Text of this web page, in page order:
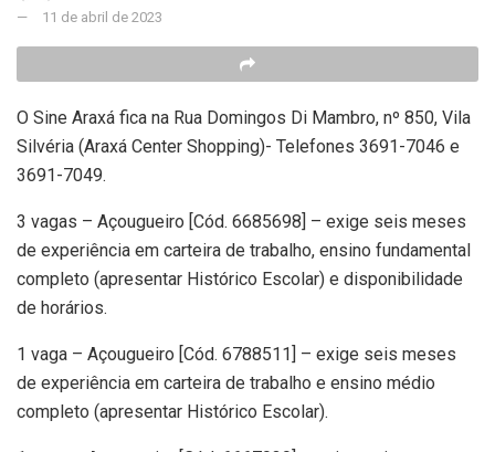
11 de abril de 2023
O Sine Araxá fica na Rua Domingos Di Mambro, nº 850, Vila
Silvéria (Araxá Center Shopping)- Telefones 3691-7046 e
3691-7049.
3 vagas – Açougueiro [Cód. 6685698] – exige seis meses
de experiência em carteira de trabalho, ensino fundamental
completo (apresentar Histórico Escolar) e disponibilidade
de horários.
1 vaga – Açougueiro [Cód. 6788511] – exige seis meses
de experiência em carteira de trabalho e ensino médio
completo (apresentar Histórico Escolar).